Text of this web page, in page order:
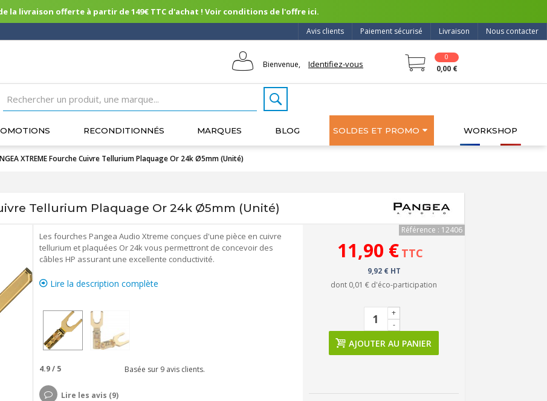
la livraison offerte à partir de 149€ TTC d'achat ! Voir conditions de l'offre ici.
Nous contacter
Livraison
Paiement sécurisé
Avis clients
Bienvenue, Identifiez-vous
0
0,00 €
RECONDITIONNÉS MARQUES BLOG SOLDES ET PROMO WORKSHOP
XTREME Fourche Cuivre Tellurium Plaquage Or 24k Ø5mm (Unité)
Tellurium Plaquage Or 24k Ø5mm (Unité)
Les fourches Pangea Audio Xtreme conçues d'une pièce en cuivre
tellurium et plaquées Or 24k vous permettront de concevoir des
câbles HP assurant une excellente conductivité.
Lire la description complète
4.9/ 5 Basée sur 9avis clients.
Lire les avis (9)
Référence : 12406
11,90 € TTC
9,92 € HT
dont 0,01 € d'éco-participation
-
+
AJOUTER AU PANIER